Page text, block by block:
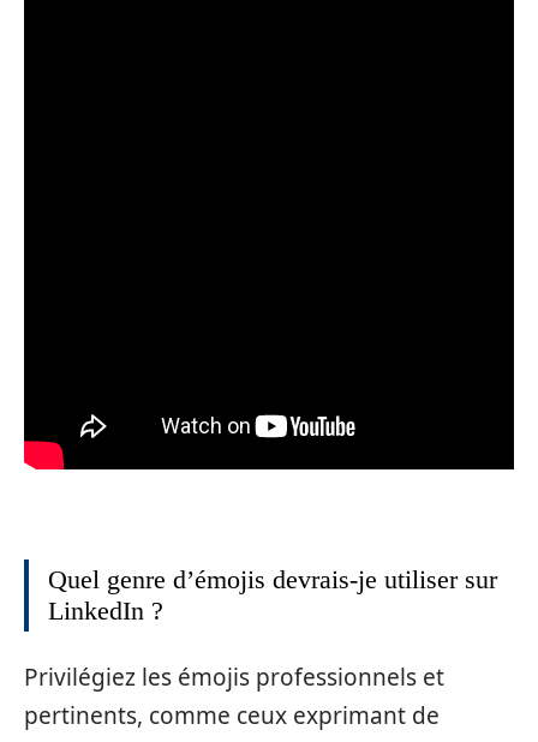
Quel genre d’émojis devrais-je utiliser sur
LinkedIn ?
Privilégiez les émojis professionnels et
pertinents, comme ceux exprimant de